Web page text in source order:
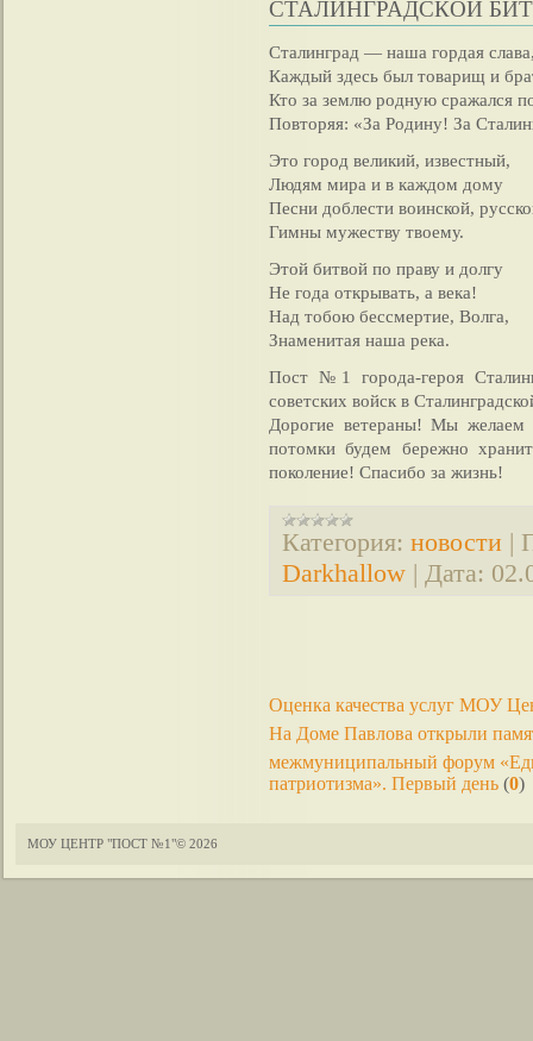
СТАЛИНГРАДСКОЙ
Сталинград — наша гордая
Каждый здесь был товарищ и
Кто за землю родную сражался
Повторяя: «За Родину! За
Это город великий, известный,
Людям мира и в каждом дому
Песни доблести воинской,
Гимны мужеству твоему.
Этой битвой по праву и долгу
Не года открывать, а века!
Над тобою бессмертие, Волга,
Знаменитая наша река.
Пост №1 города-героя
советских войск в
Дорогие ветераны! Мы
потомки будем бережно
поколение! Спасибо за жизнь!
Категория: новости |
Darkhallow | Дата:
Оценка качества услуг МОУ
На Доме Павлова открыли
межмуниципальный форум
патриотизма». Первый день (0)
МОУ ЦЕНТР "ПОСТ №1"© 2026